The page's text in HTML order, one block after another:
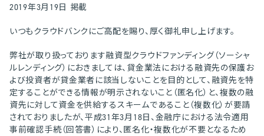
2019年3月19日 掲載
いつもクラウドバンクにご高配を賜り、厚く御礼申し上げます。
弊社が取り扱っております融資型クラウドファンディング（ソーシャ
ルレンディング）におきましては、貸金業法における融資先の保護お
よび投資者が貸金業者に該当しないことを目的として、融資先を特
定することができる情報が明示されないこと（匿名化）と、複数の融
資先に対して資金を供給するスキームであること（複数化）が要請
されておりましたが、平成31年3月18日、金融庁における法令適用
事前確認手続（回答書）により、匿名化・複数化が不要となるため